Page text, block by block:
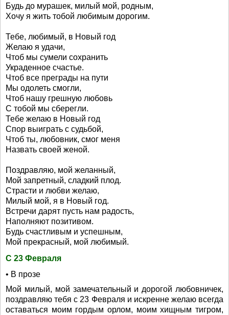
Будь до мурашек, милый мой, родным,
Хочу я жить тобой любимым дорогим.
Тебе, любимый, в Новый год
Желаю я удачи,
Чтоб мы сумели сохранить
Украденное счастье.
Чтоб все преграды на пути
Мы одолеть смогли,
Чтоб нашу грешную любовь
С тобой мы сберегли.
Тебе желаю в Новый год
Спор выиграть с судьбой,
Чтоб ты, любовник, смог меня
Назвать своей женой.
Поздравляю, мой желанный,
Мой запретный, сладкий плод.
Страсти и любви желаю,
Милый мой, я в Новый год.
Встречи дарят пусть нам радость,
Наполняют позитивом.
Будь счастливым и успешным,
Мой прекрасный, мой любимый.
С 23 Февраля
• В прозе
Мой милый, мой замечательный и дорогой любовничек,
поздравляю тебя с 23 Февраля и искренне желаю всегда
оставаться моим гордым орлом, моим хищным тигром,